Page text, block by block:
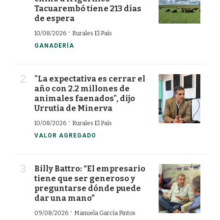
Tacuarembó tiene 213 días
de espera
10/08/2026 · Rurales El País
GANADERÍA
"La expectativa es cerrar el
año con 2.2 millones de
animales faenados", dijo
Urrutia de Minerva
10/08/2026 · Rurales El País
VALOR AGREGADO
Billy Battro: “El empresario
tiene que ser generoso y
preguntarse dónde puede
dar una mano”
09/08/2026 · Manuela García Pintos